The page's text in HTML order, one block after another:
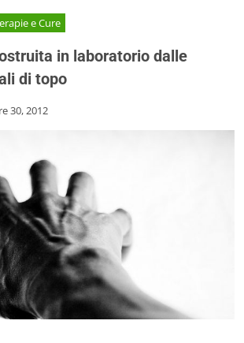
e Cure
in laboratorio dalle
di topo
30, 2012